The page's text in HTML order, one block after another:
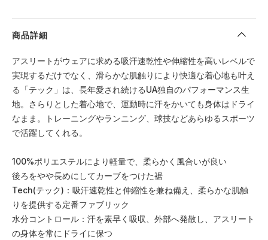
商品詳細
アスリートがウェアに求める吸汗速乾性や伸縮性を高いレベルで
実現するだけでなく、滑らかな肌触りにより快適な着心地も叶え
る「テック」は、長年愛され続けるUA独自のパフォーマンス生
地。さらりとした着心地で、運動時に汗をかいても身体はドライ
なまま。トレーニングやランニング、球技などあらゆるスポーツ
で活躍してくれる。
100%ポリエステルにより軽量で、柔らかく風合いが良い
後ろをやや長めにしてカーブをつけた裾
Tech(テック)：吸汗速乾性と伸縮性を兼ね備え、柔らかな肌触
りを提供する定番ファブリック
水分コントロール：汗を素早く吸収、外部へ発散し、アスリート
の身体を常にドライに保つ